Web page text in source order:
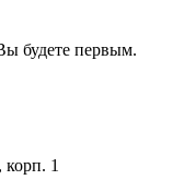
будете первым.
1